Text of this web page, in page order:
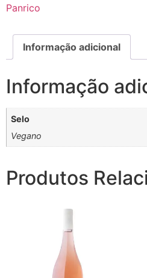
Panrico
Informação adicional
Informação
Selo
Vegano
Produtos